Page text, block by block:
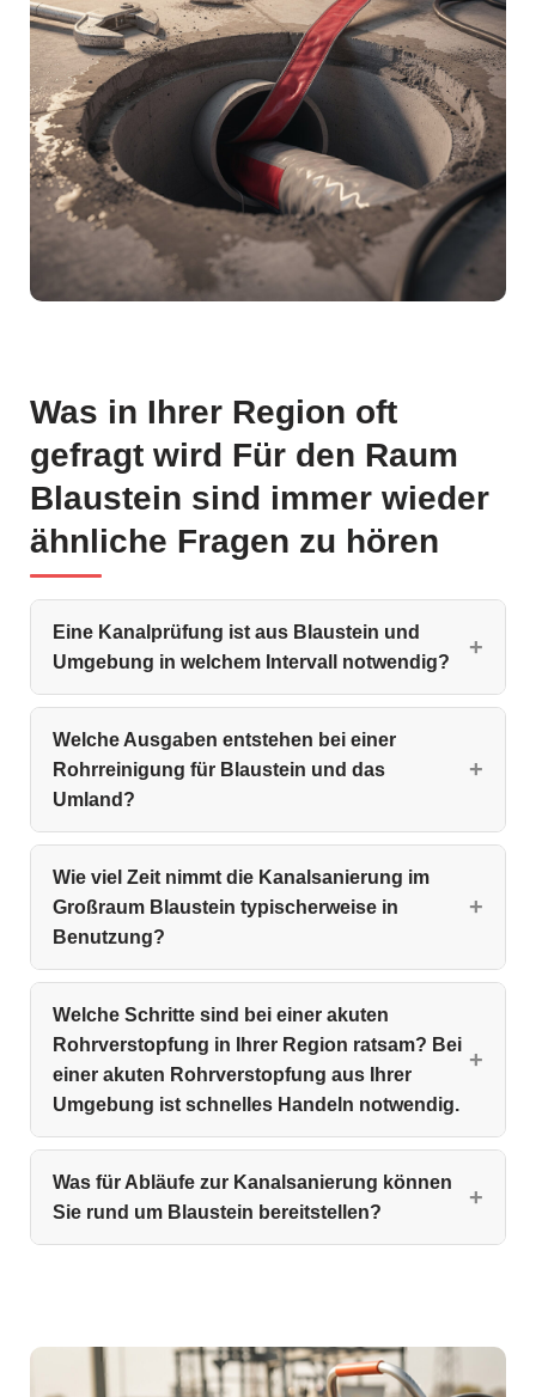
Was in Ihrer Region oft
gefragt wird Für den Raum
Blaustein sind immer wieder
ähnliche Fragen zu hören
Eine Kanalprüfung ist aus Blaustein und
Umgebung in welchem Intervall notwendig?
Welche Ausgaben entstehen bei einer
Rohrreinigung für Blaustein und das
Umland?
Wie viel Zeit nimmt die Kanalsanierung im
Großraum Blaustein typischerweise in
Benutzung?
Welche Schritte sind bei einer akuten
Rohrverstopfung in Ihrer Region ratsam? Bei
einer akuten Rohrverstopfung aus Ihrer
Umgebung ist schnelles Handeln notwendig.
Was für Abläufe zur Kanalsanierung können
Sie rund um Blaustein bereitstellen?